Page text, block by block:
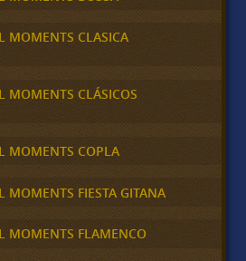
MOMENTS CLASICA
MOMENTS CLÁSICOS
MOMENTS COPLA
MOMENTS FIESTA GITANA
MOMENTS FLAMENCO